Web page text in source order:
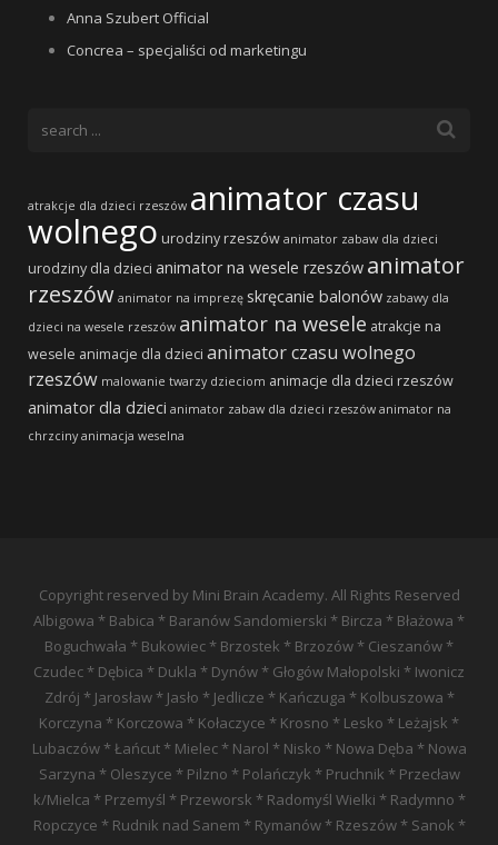
Anna Szubert Official
Concrea – specjaliści od marketingu
atrakcje dla dzieci rzeszów animator czasu
wolnego urodziny rzeszów animator zabaw dla dzieci
urodziny dla dzieci animator na wesele rzeszów animator
rzeszów animator na imprezę skręcanie balonów zabawy dla
dzieci na wesele rzeszów animator na wesele atrakcje na
wesele animacje dla dzieci animator czasu wolnego
rzeszów malowanie twarzy dzieciom animacje dla dzieci rzeszów
animator dla dzieci animator zabaw dla dzieci rzeszów animator na
chrzciny animacja weselna
Copyright reserved by Mini Brain Academy. All Rights Reserved
Albigowa * Babica * Baranów Sandomierski * Bircza * Błażowa *
Boguchwała * Bukowiec * Brzostek * Brzozów * Cieszanów *
Czudec * Dębica * Dukla * Dynów * Głogów Małopolski * Iwonicz
Zdrój * Jarosław * Jasło * Jedlicze * Kańczuga * Kolbuszowa *
Korczyna * Korczowa * Kołaczyce * Krosno * Lesko * Leżajsk *
Lubaczów * Łańcut * Mielec * Narol * Nisko * Nowa Dęba * Nowa
Sarzyna * Oleszyce * Pilzno * Polańczyk * Pruchnik * Przecław
k/Mielca * Przemyśl * Przeworsk * Radomyśl Wielki * Radymno *
Ropczyce * Rudnik nad Sanem * Rymanów * Rzeszów * Sanok *